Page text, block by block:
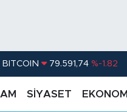
BITCOIN 79.591,74 %-1.82
SİYASET EKONOMİ